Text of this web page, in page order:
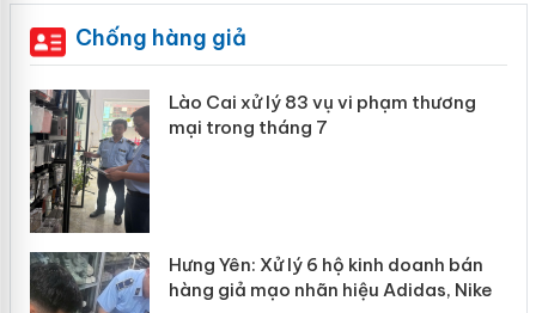
Chống hàng giả
Lào Cai xử lý 83 vụ vi phạm thương
mại trong tháng 7
Hưng Yên: Xử lý 6 hộ kinh doanh bán
hàng giả mạo nhãn hiệu Adidas, Nike